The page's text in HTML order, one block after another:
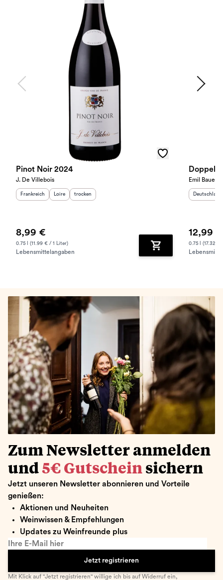
Pinot Noir 2024
J. De Villebois
Herkunftsland
Frankreich Herkunftsregion:
Loire Geschmack
trocken
8,99 €
0.75 l (11.99 € / 1 Liter)
Lebensmittelangaben Zum Warenkorb
Emil Bauer
Deutschland
12,99 €
0.75 l (17.32 €
Zum Newsletter anmelden
und 5€ Gutschein sichern
Jetzt unseren Newsletter abonnieren und Vorteile
genießen:
Aktionen und Neuheiten
Weinwissen & Empfehlungen
Updates zu Weinfreunde plus
Ihre E-Mail hier
Jetzt registrieren
Mit Klick auf "Jetzt registrieren" willige ich bis auf Widerruf ein,